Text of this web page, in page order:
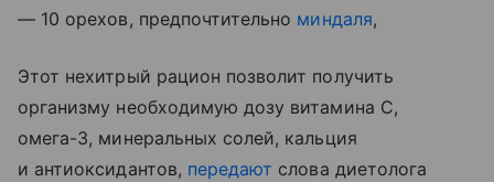
— 10 орехов, предпочтительно миндаля,
Этот нехитрый рацион позволит получить
организму необходимую дозу витамина С,
омега-3, минеральных солей, кальция
и антиоксидантов, передают слова диетолога